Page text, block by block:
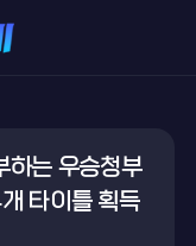
하는 우승청부
타이틀 획득